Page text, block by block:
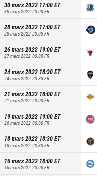
30 mars 2022 17:00ET
30 mars 2022 23:00FR
28 mars 2022 17:00ET
28 mars 2022 23:00FR
26 mars 2022 19:00ET
27 mars 2022 00:00FR
24 mars 2022 18:30ET
24 mars 2022 23:30FR
21 mars 2022 18:00ET
21 mars 2022 23:00FR
19 mars 2022 19:00ET
20 mars 2022 00:00FR
18 mars 2022 18:30ET
18 mars 2022 23:30FR
16 mars 2022 18:00ET
16 mars 2022 23:00FR